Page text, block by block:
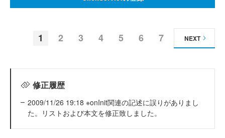
1 2 3 4 5 6 7 NEXT
修正履歴
2009/11/26 19:18 ※onInit関連の記述に誤りがありまし
た。リストおよび本文を修正致しました。